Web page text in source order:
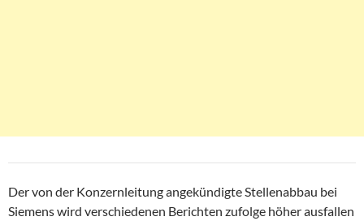
Der von der Konzernleitung angekündigte Stellenabbau bei
Siemens wird verschiedenen Berichten zufolge höher ausfallen